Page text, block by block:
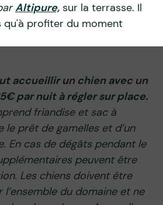
Altipure, sur la terrasse. Il
qu'à profiter du moment
accueillir un chien avec un
par nuit à régler sur place.
friandise et sac à
le prêt de gamelles et d’un
En cas de dégâts pendant le
peuvent être
Les chiens doivent être
l’ensemble du domaine et ne